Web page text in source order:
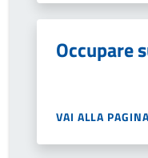
Occupare
VAI ALLA PAGINA